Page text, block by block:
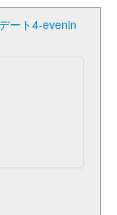
ート4-evenin